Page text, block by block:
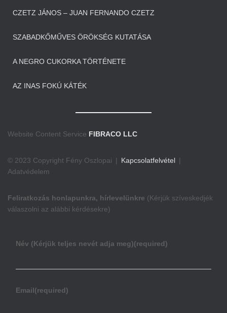
CZETZ JÁNOS – JUAN FERNANDO CZETZ
SZABADKŐMŰVES ÖRÖKSÉG KUTATÁSA
A NEGRO CUKORKA TÖRTÉNETE
AZ INAS FOKÚ KÁTÉK
Website Content Service FIBRACO LLC
© 2023 Copyright Fény Oszlopai | Kapcsolatfelvétel |
Adatvédelem
Feliratkozás honlapunkra, hírlevelünkre (Kérjük szíveskedjék
válaszolni az alábbi kérdésekre)
Név (Kérjük teljes nevét adja meg)(required)
Email(required)